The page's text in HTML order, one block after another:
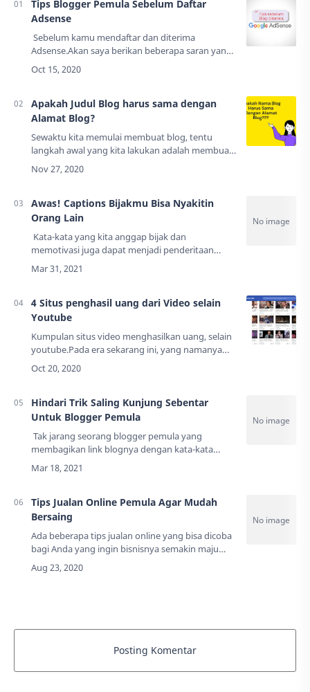
Tips Blogger Pemula Sebelum Daftar
Adsense
Sebelum kamu mendaftar dan diterima
Adsense.Akan saya berikan beberapa saran yang
perlu dilakukan sebelum kamu berbunga - bunga
karena habis mendapatkan sebuah email
Apakah Judul Blog harus sama dengan
Alamat Blog?
Sewaktu kita memulai membuat blog, tentu
langkah awal yang kita lakukan adalah membuat
Judul/Nama Blog dan Alamat Blog (URL
Blog).Pertanyaan Anda:Apakah Nama Blog dan
Awas! Captions Bijakmu Bisa Nyakitin
Orang Lain
Kata-kata yang kita anggap bijak dan
memotivasi juga dapat menjadi penderitaan
orang lain. Mengapa bisa? Mari silahkan baca
lebih lanjut artikel ini.Di zaman gadget ini, kita…
4 Situs penghasil uang dari Video selain
Youtube
Kumpulan situs video menghasilkan uang, selain
youtube.Pada era sekarang ini, yang namanya
video itu sudah menjadi salah satu media
penyampaian yang sangat umum digunakan
Hindari Trik Saling Kunjung Sebentar
Untuk Blogger Pemula
Tak jarang seorang blogger pemula yang
membagikan link blognya dengan kata-kata
Saling kunjung, dengan tujuan agar dikenal
sesama blogger. Mereka seringkali share tautan
Tips Jualan Online Pemula Agar Mudah
Bersaing
Ada beberapa tips jualan online yang bisa dicoba
bagi Anda yang ingin bisnisnya semakin maju
dan banyak dikenal, Tips ini sangat disarankan
untuk diterapkan karena mencangkup eleme…
Posting Komentar